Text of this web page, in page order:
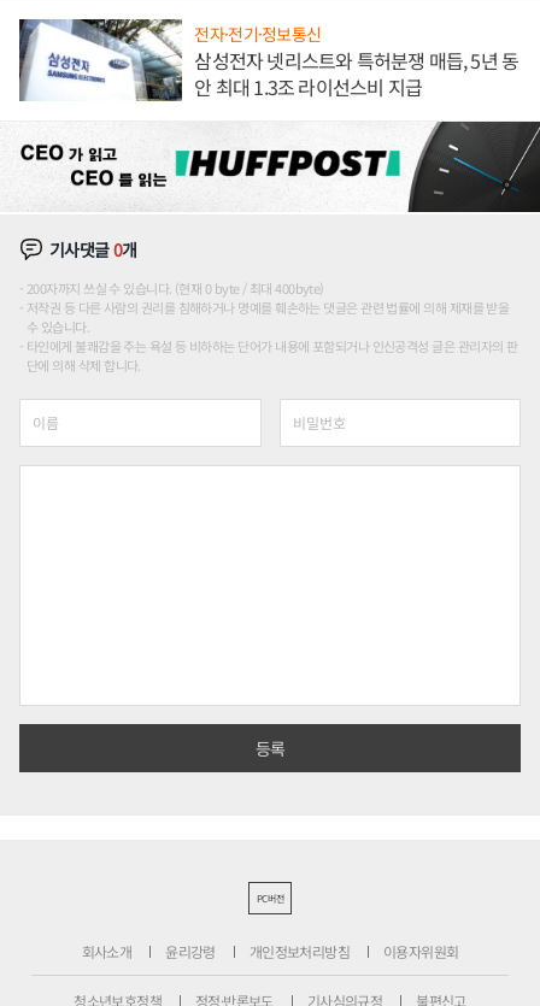
전자·전기·정보통신
삼성전자 넷리스트와 특허분쟁 매듭, 5년 동
안 최대 1.3조 라이선스비 지급
기사댓글0개
200자까지 쓰실 수 있습니다. (현재 0 byte / 최대 400byte)
저작권 등 다른 사람의 권리를 침해하거나 명예를 훼손하는 댓글은 관련 법률에 의해 제재를 받을
수 있습니다.
타인에게 불쾌감을 주는 욕설 등 비하하는 단어가 내용에 포함되거나 인신공격성 글은 관리자의 판
단에 의해 삭제 합니다.
PC버전
회사소개 윤리강령 개인정보처리방침 이용자위원회
청소년보호정책 정정·반론보도 기사심의규정 불편신고